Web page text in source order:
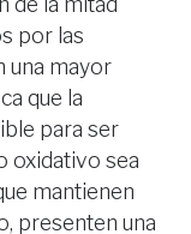
por las
una mayor
que la
para ser
oxidativo sea
mantienen
presenten una